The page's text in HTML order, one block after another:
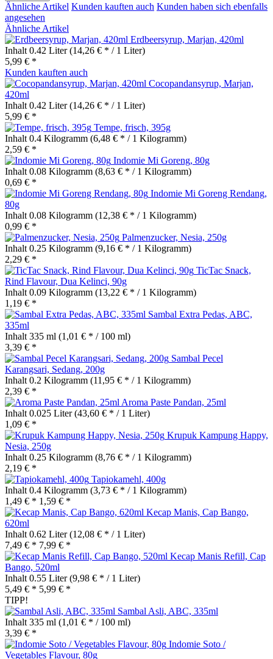
Ähnliche Artikel Kunden kauften auch Kunden haben sich ebenfalls
angesehen
Ähnliche Artikel
Erdbeersyrup, Marjan, 420ml
Inhalt 0.42 Liter(14,26 € * / 1 Liter)
5,99 € *
Kunden kauften auch
Cocopandansyrup, Marjan,
420ml
Inhalt 0.42 Liter(14,26 € * / 1 Liter)
5,99 € *
Tempe, frisch, 395g
Inhalt 0.4 Kilogramm (6,48 € * / 1 Kilogramm)
2,59 € *
Indomie Mi Goreng, 80g
Inhalt 0.08 Kilogramm (8,63 € * / 1 Kilogramm)
0,69 € *
Indomie Mi Goreng Rendang,
80g
Inhalt 0.08 Kilogramm (12,38 € * / 1 Kilogramm)
0,99 € *
Palmenzucker, Nesia, 250g
Inhalt 0.25 Kilogramm (9,16 € * / 1 Kilogramm)
2,29 € *
TicTac Snack,
Rind Flavour, Dua Kelinci, 90g
Inhalt 0.09 Kilogramm (13,22 € * / 1 Kilogramm)
1,19 € *
Sambal Extra Pedas, ABC,
335ml
Inhalt 335 ml (1,01 € * / 100 ml)
3,39 € *
Sambal Pecel
Karangsari, Sedang, 200g
Inhalt 0.2 Kilogramm (11,95 € * / 1 Kilogramm)
2,39 € *
Aroma Paste Pandan, 25ml
Inhalt 0.025 Liter(43,60 € * / 1 Liter)
1,09 € *
Krupuk Kampung Happy,
Nesia, 250g
Inhalt 0.25 Kilogramm (8,76 € * / 1 Kilogramm)
2,19 € *
Tapiokamehl, 400g
Inhalt 0.4 Kilogramm (3,73 € * / 1 Kilogramm)
1,49 € * 1,59 € *
Kecap Manis, Cap Bango,
620ml
Inhalt 0.62 Liter(12,08 € * / 1 Liter)
7,49 € * 7,99 € *
Kecap Manis Refill, Cap
Bango, 520ml
Inhalt 0.55 Liter(9,98 € * / 1 Liter)
5,49 € * 5,99 € *
TIPP!
Sambal Asli, ABC, 335ml
Inhalt 335 ml (1,01 € * / 100 ml)
3,39 € *
Indomie Soto /
Vegetables Flavour, 80g